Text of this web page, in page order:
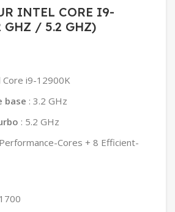
INTEL CORE I9-
GHZ / 5.2 GHZ)
Core i9-12900K
base : 3.2 GHz
: 5.2 GHz
Cores + 8 Efficient-